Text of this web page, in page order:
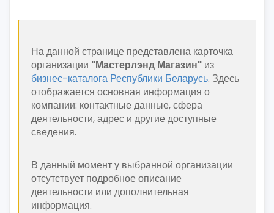
На данной странице представлена карточка
организации "Мастерлэнд Магазин" из
бизнес-каталога Республики Беларусь. Здесь
отображается основная информация о
компании: контактные данные, сфера
деятельности, адрес и другие доступные
сведения.
В данный момент у выбранной организации
отсутствует подробное описание
деятельности или дополнительная
информация.